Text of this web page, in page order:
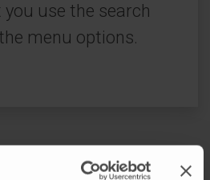
use the search
menu options.